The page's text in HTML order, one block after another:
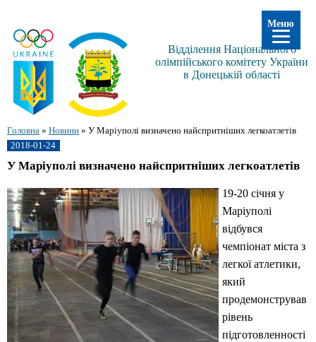
Відділення Національного
олімпійського комітету України
в Донецькій області
Головна » Новини » У Маріуполі визначено найспритніших легкоатлетів
2018-01-24
У Маріуполі визначено найспритніших легкоатлетів
19-20 січня у
Маріуполі
відбувся
чемпіонат міста з
легкої атлетики,
який
продемонстрував
рівень
підготовленності
Меню